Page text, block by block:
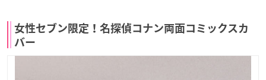
女性セブン限定！名探偵コナン両面コミックスカ
バー